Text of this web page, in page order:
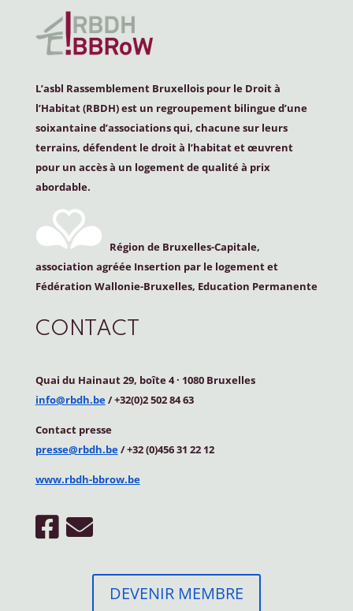
L’asbl Rassemblement Bruxellois pour le Droit à
l’Habitat (RBDH) est un regroupement bilingue d’une
soixantaine d’associations qui, chacune sur leurs
terrains, défendent le droit à l’habitat et œuvrent
pour un accès à un logement de qualité à prix
abordable.
Région de Bruxelles-Capitale,
association agréée Insertion par le logement et
Fédération Wallonie-Bruxelles, Education Permanente
CONTACT
Quai du Hainaut 29, boîte 4· 1080 Bruxelles
info@rbdh.be/ +32(0)2 502 84 63
Contact presse
presse@rbdh.be/ +32 (0)456 31 22 12
www.rbdh-bbrow.be
DEVENIR MEMBRE